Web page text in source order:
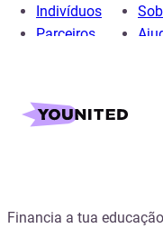
Indivíduos
Parceiros
Home
Financia a tua educação